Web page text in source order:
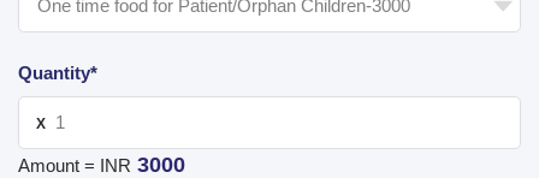
Quantity*
X
Amount = INR 3000